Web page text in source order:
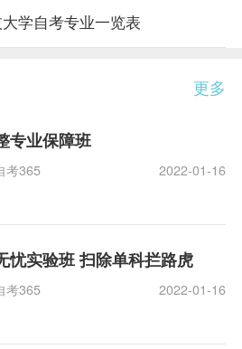
学自考专业一览表
更多
专业保障班
考365 2022-01-16
忧实验班 扫除单科拦路虎
考365 2022-01-16